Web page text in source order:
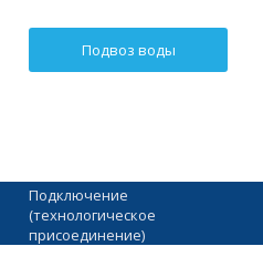
Подвоз воды
Подключение
(технологическое
присоединение)